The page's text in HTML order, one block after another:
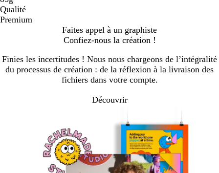
Qualité
Premium
Faites appel à un graphiste
Confiez-nous la création !
Finies les incertitudes ! Nous nous chargeons de l’intégralité
du processus de création : de la réflexion à la livraison des
fichiers dans votre compte.
Découvrir